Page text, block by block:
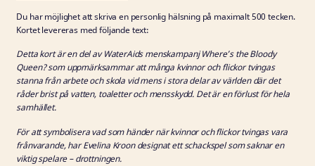
Du har möjlighet att skriva en personlig hälsning på maximalt 500 tecken.
Kortet levereras med följande text:
Detta kort är en del av WaterAids menskampanj Where’s the Bloody
Queen? som uppmärksammar att många kvinnor och flickor tvingas
stanna från arbete och skola vid mens i stora delar av världen där det
råder brist på vatten, toaletter och mensskydd. Det är en förlust för hela
samhället.
För att symbolisera vad som händer när kvinnor och flickor tvingas vara
frånvarande, har Evelina Kroon designat ett schackspel som saknar en
viktig spelare – drottningen.